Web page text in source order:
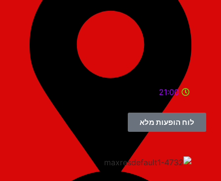
21:00
לוח הופעות מלא